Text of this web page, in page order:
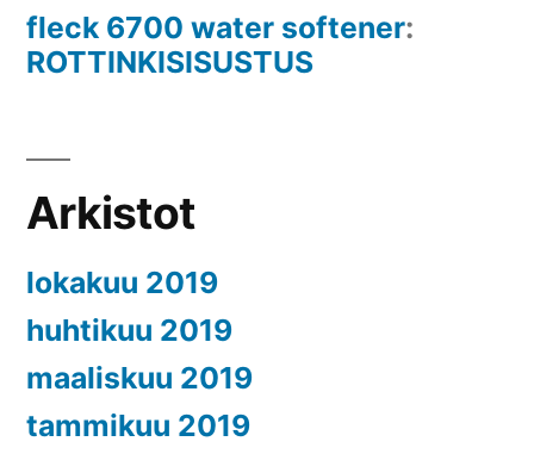
fleck 6700 water softener:
ROTTINKISISUSTUS
Arkistot
lokakuu 2019
huhtikuu 2019
maaliskuu 2019
tammikuu 2019